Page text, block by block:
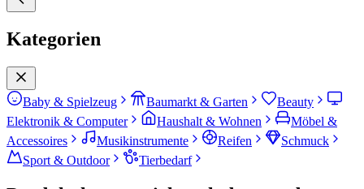
Kategorien
Baby & Spielzeug Baumarkt & Garten
Beauty
Elektronik & Computer
Haushalt & Wohnen
Möbel &
Accessoires
Musikinstrumente Reifen
Schmuck
Sport & Outdoor
Tierbedarf